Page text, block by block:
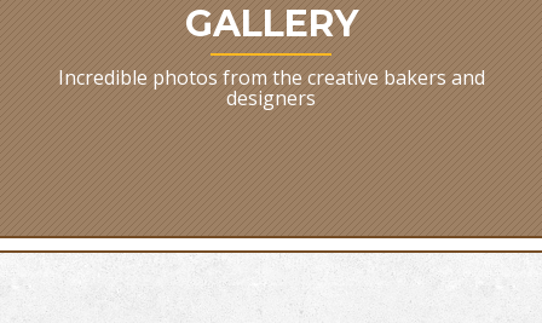
GALLERY
Incredible photos from the creative bakers and
designers